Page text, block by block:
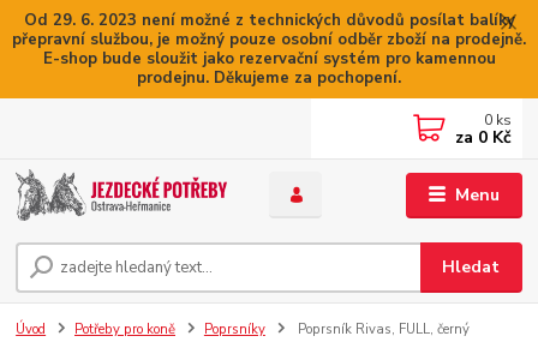
Od 29. 6. 2023 není možné z technických důvodů posílat balíky
přepravní službou, je možný pouze osobní odběr zboží na prodejně.
E-shop bude sloužit jako rezervační systém pro kamennou
prodejnu. Děkujeme za pochopení.
Menu
Hledat
0 ks
za 0 Kč
Úvod Potřeby pro koně Poprsníky Poprsník Rivas, FULL, černý